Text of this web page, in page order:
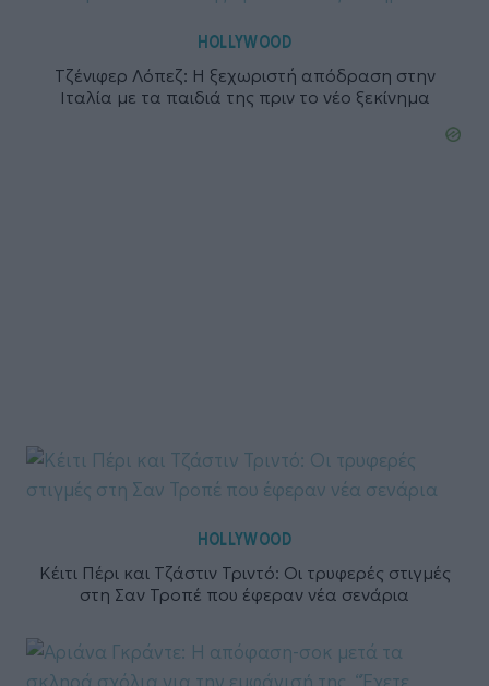
HOLLYWOOD
Τζένιφερ Λόπεζ: Η ξεχωριστή απόδραση στην
Ιταλία με τα παιδιά της πριν το νέο ξεκίνημα
HOLLYWOOD
Κέιτι Πέρι και Τζάστιν Τριντό: Οι τρυφερές στιγμές
στη Σαν Τροπέ που έφεραν νέα σενάρια